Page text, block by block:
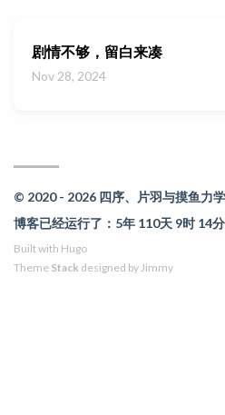
剧情不够，留白来凑
Nov 28, 2024
© 2020 - 2026 四序、片羽与摸鱼力学
博客已经运行了：5年 110天 9时 14
Built with Hugo
Theme Stack designed by Jimmy